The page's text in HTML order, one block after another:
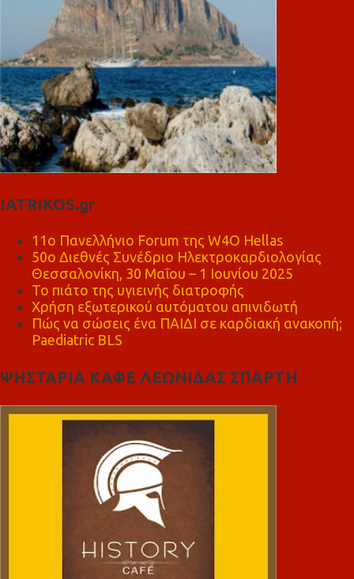
IATRIKOS.gr
11ο Πανελλήνιο Forum της W4O Hellas
50ο Διεθνές Συνέδριο Ηλεκτροκαρδιολογίας
Θεσσαλονίκη, 30 Μαΐου – 1 Ιουνίου 2025
Το πιάτο της υγιεινής διατροφής
Χρήση εξωτερικού αυτόματου απινιδωτή
Πώς να σώσεις ένα ΠΑΙΔΙ σε καρδιακή ανακοπή;
Paediatric BLS
ΨΗΣΤΑΡΙΑ ΚΑΦΕ ΛΕΩΝΙΔΑΣ ΣΠΑΡΤΗ